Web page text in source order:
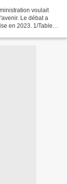
voulait
Le débat a
en 2023. 1/Tableau